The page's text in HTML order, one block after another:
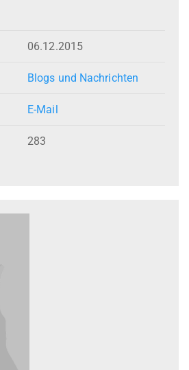
06.12.2015
Blogs und Nachrichten
E-Mail
283